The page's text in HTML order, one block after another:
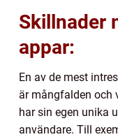
Skillnader
appar:
En av de mest
är mångfalden och
har sin egen unika
användare. Till